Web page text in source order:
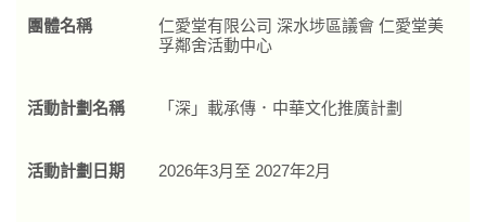
團體名稱
仁愛堂有限公司 深水埗區議會 仁愛堂美
孚鄰舍活動中心
活動計劃名稱 「深」載承傳．中華文化推廣計劃
活動計劃日期 2026年3月至 2027年2月